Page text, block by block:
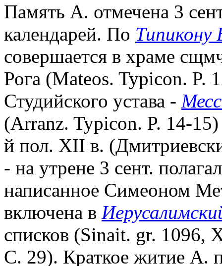
Память А. отмечена 3
календарей. По Типикону
совершается в храме
Рога (Mateos. Typicon. P.
Студийского устава -
(Arranz. Typicon. P. 14-
й пол. XII в.
- на утрене 3 сент.
написанное Симеоном
включена в
списков (Sinait. gr. 1096,
С. 29). Краткое житие А.